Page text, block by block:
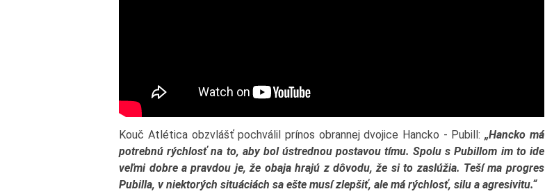
Kouč Atlética obzvlášť pochválil prínos obrannej dvojice Hancko - Pubill:„Hancko má
potrebnú rýchlosť na to, aby bol ústrednou postavou tímu. Spolu s Pubillom im to ide
veľmi dobre a pravdou je, že obaja hrajú z dôvodu, že si to zaslúžia. Teší ma progres
Pubilla, v niektorých situáciách sa ešte musí zlepšiť, ale má rýchlosť, silu a agresivitu.“